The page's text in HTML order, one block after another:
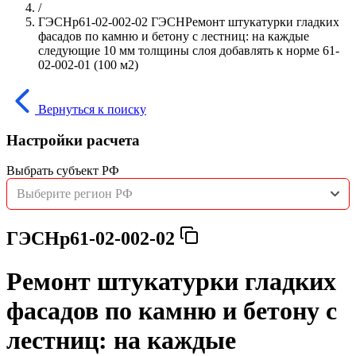
/
ГЭСНр61-02-002-02 ГЭСНРемонт штукатурки гладких
фасадов по камню и бетону с лестниц: на каждые
следующие 10 мм толщины слоя добавлять к норме 61-
02-002-01 (100 м2)
Вернуться к поиску
Настройки расчета
Выбрать субъект РФ
Выберите регион РФ
ГЭСНр61-02-002-02
Ремонт штукатурки гладких
фасадов по камню и бетону с
лестниц: на каждые